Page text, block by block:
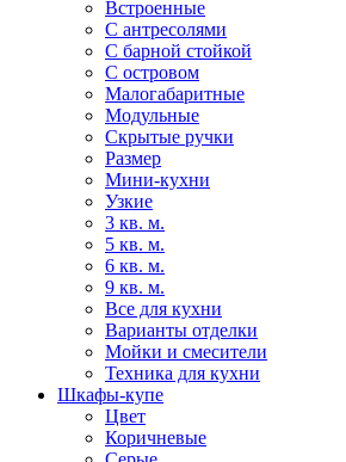
Встроенные
С антресолями
С барной стойкой
С островом
Малогабаритные
Модульные
Скрытые ручки
Размер
Мини-кухни
Узкие
3 кв. м.
5 кв. м.
6 кв. м.
9 кв. м.
Все для кухни
Варианты отделки
Мойки и смесители
Техника для кухни
Шкафы-купе
Цвет
Коричневые